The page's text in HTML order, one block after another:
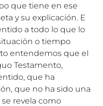
que tiene en ese
y su explicación. E
a todo lo que lo
o tiempo
entendemos que el
Testamento,
que ha
que no ha sido una
revela como